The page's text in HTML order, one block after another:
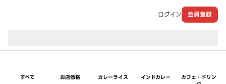
ログイン 会員登録
すべて お店価格 カレーライス インドカレー
カフェ・ドリン